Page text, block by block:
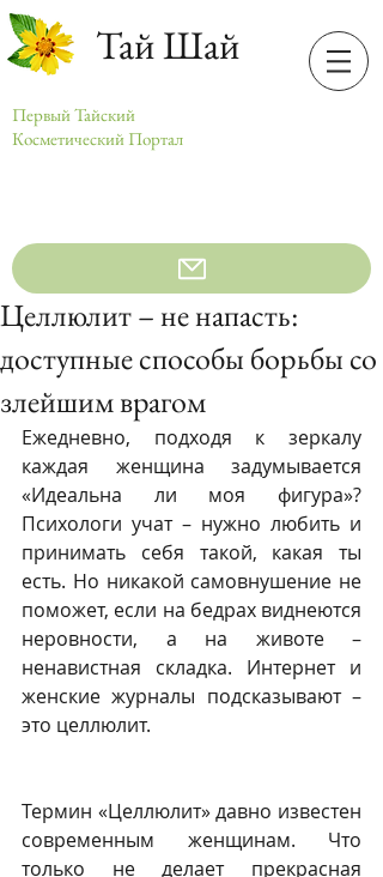
Тай Шай
Первый Тайский
Косметический Портал
Целлюлит – не напасть:
доступные способы борьбы со
злейшим врагом
Ежедневно, подходя к зеркалу
каждая женщина задумывается
«Идеальна ли моя фигура»?
Психологи учат – нужно любить и
принимать себя такой, какая ты
есть. Но никакой самовнушение не
поможет, если на бедрах виднеются
неровности, а на животе –
ненавистная складка. Интернет и
женские журналы подсказывают –
это целлюлит.
Термин «Целлюлит» давно известен
современным женщинам. Что
только не делает прекрасная